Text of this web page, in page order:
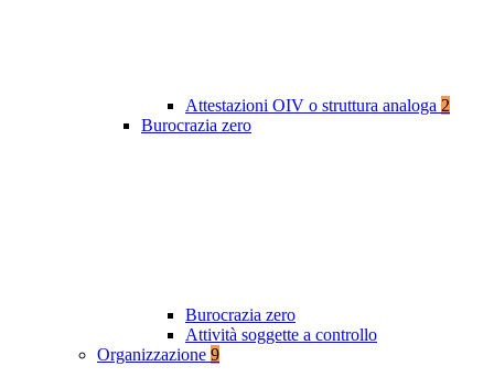
Attestazioni OIV o struttura analoga 2
Burocrazia zero
Burocrazia zero
Attività soggette a controllo
Organizzazione 9